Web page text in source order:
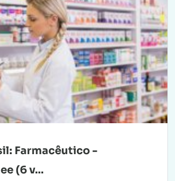
Farmacêutico -
(6 v...